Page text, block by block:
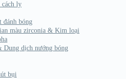
cách ly
đánh bóng
màu zirconia & Kim loại
Dung dịch nướng bóng
bụi